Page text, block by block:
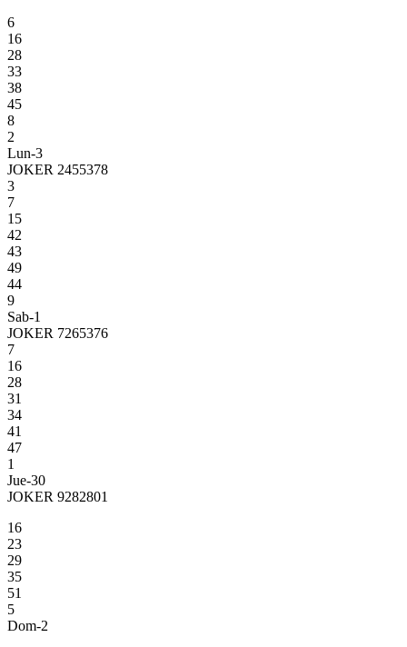
6
16
28
33
38
45
8
2
Lun-3
JOKER 2455378
3
7
15
42
43
49
44
9
Sab-1
JOKER 7265376
7
16
28
31
34
41
47
1
Jue-30
JOKER 9282801
16
23
29
35
51
5
Dom-2